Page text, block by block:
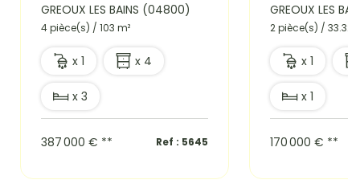
GREOUX LES BAINS (04800)
4 pièce(s) / 103 m²
x 1 x 4
x 3
387 000 € ** Ref : 5645
GREOUX LES
2 pièce(s) / 33.32
x 1
x 1
170 000 € **